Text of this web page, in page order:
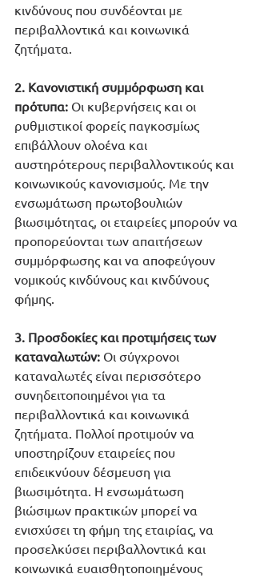
κινδύνους που συνδέονται με
περιβαλλοντικά και κοινωνικά
ζητήματα.
2. Κανονιστική συμμόρφωση και
πρότυπα: Οι κυβερνήσεις και οι
ρυθμιστικοί φορείς παγκοσμίως
επιβάλλουν ολοένα και
αυστηρότερους περιβαλλοντικούς και
κοινωνικούς κανονισμούς. Με την
ενσωμάτωση πρωτοβουλιών
βιωσιμότητας, οι εταιρείες μπορούν να
προπορεύονται των απαιτήσεων
συμμόρφωσης και να αποφεύγουν
νομικούς κινδύνους και κινδύνους
φήμης.
3. Προσδοκίες και προτιμήσεις των
καταναλωτών: Οι σύγχρονοι
καταναλωτές είναι περισσότερο
συνηδειτοποιημένοι για τα
περιβαλλοντικά και κοινωνικά
ζητήματα. Πολλοί προτιμούν να
υποστηρίζουν εταιρείες που
επιδεικνύουν δέσμευση για
βιωσιμότητα. Η ενσωμάτωση
βιώσιμων πρακτικών μπορεί να
ενισχύσει τη φήμη της εταιρίας, να
προσελκύσει περιβαλλοντικά και
κοινωνικά ευαισθητοποιημένους